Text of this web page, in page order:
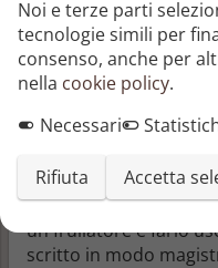
il Sole 24 ore
«Unni Lindell sa come
un frullatore e farlo
scritto in modo
Noi e terze parti
tecnologie simili per
consenso, anche per
nella cookie policy.
Necessari
Rifiuta Accetta